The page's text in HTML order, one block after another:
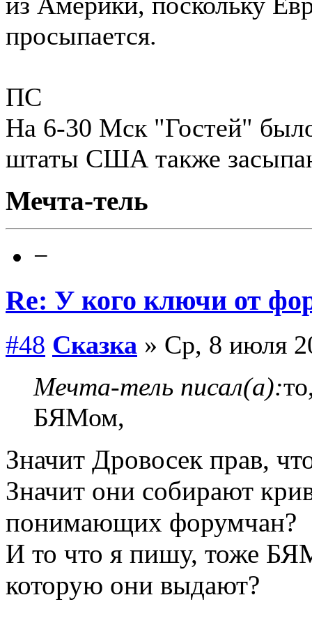
просыпается.
ПС
На 6-30 Мск "Гостей"
штаты США также
Мечта-тель
−
Re: У кого ключи от
#48 Сказка » Ср, 8 июля
Мечта-тель писал(а):
БЯМом,
Значит Дровосек прав,
Значит они собирают
понимающих форумчан?
И то что я пишу, тоже
которую они выдают?